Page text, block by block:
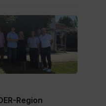
Region